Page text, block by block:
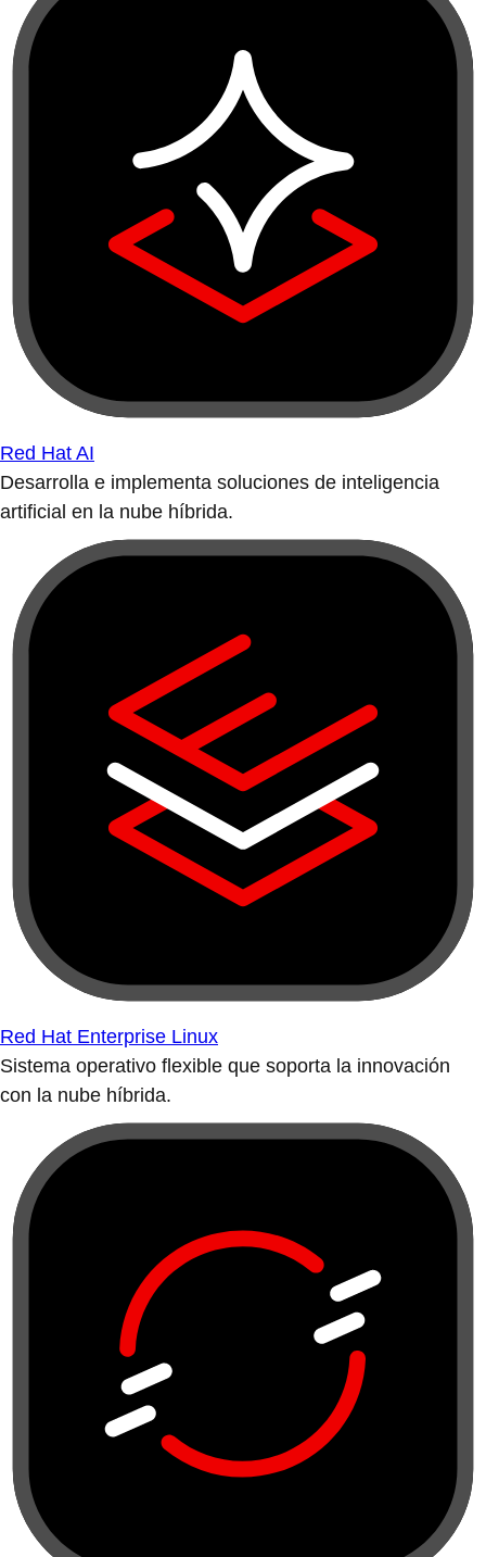
Red Hat AI
Desarrolla e implementa soluciones de inteligencia
artificial en la nube híbrida.
Red Hat Enterprise Linux
Sistema operativo flexible que soporta la innovación
con la nube híbrida.